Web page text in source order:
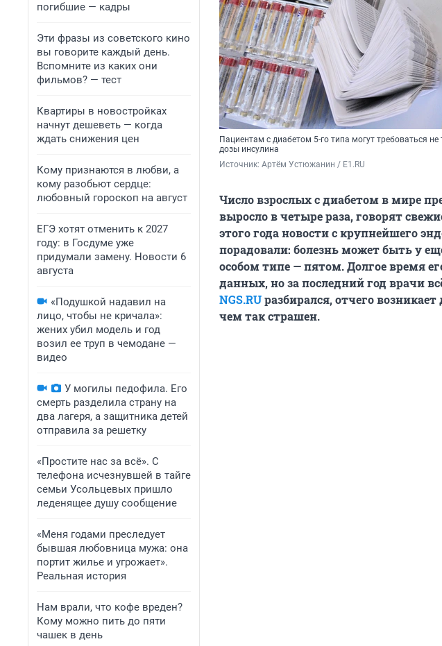
погибшие — кадры
Эти фразы из советского кино
вы говорите каждый день.
Вспомните из каких они
фильмов? — тест
Квартиры в новостройках
начнут дешеветь — когда
ждать снижения цен
Кому признаются в любви, а
кому разобьют сердце:
любовный гороскоп на август
ЕГЭ хотят отменить к 2027
году: в Госдуме уже
придумали замену. Новости 6
августа
«Подушкой надавил на
лицо, чтобы не кричала»:
жених убил модель и год
возил ее труп в чемодане —
видео
У могилы педофила. Его
смерть разделила страну на
два лагеря, а защитника детей
отправила за решетку
«Простите нас за всё». С
телефона исчезнувшей в тайге
семьи Усольцевых пришло
леденящее душу сообщение
«Меня годами преследует
бывшая любовница мужа: она
портит жилье и угрожает».
Реальная история
Нам врали, что кофе вреден?
Кому можно пить до пяти
чашек в день
Пациентам с диабетом 5-го типа могут требоваться
дозы инсулина
Источник: Артём Устюжанин / E1.RU
Число взрослых с диабетом в мире
выросло в четыре раза, говорят
этого года новости с крупнейшего
порадовали: болезнь может быть у
особом типе — пятом. Долгое время
данных, но за последний год врачи
NGS.RUразбирался, отчего
чем так страшен.